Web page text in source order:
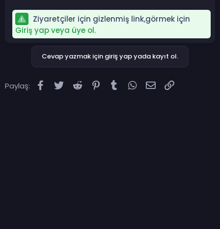
Ziyaretçiler için gizlenmiş link,görmek için
Giriş yap veya üye ol.
Cevap yazmak için giriş yap yada kayıt ol.
Paylaş: Facebook
Twitter Reddit Pinterest
Tumblr WhatsApp
E-posta